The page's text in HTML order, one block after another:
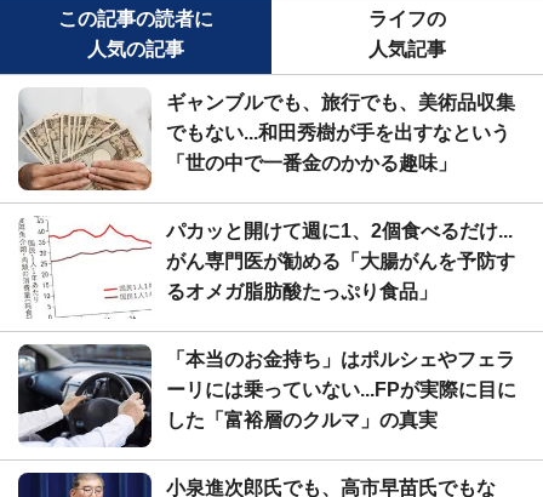
この記事の読者に
人気の記事
ライフの
人気記事
ギャンブルでも、旅行でも、美術品収集
でもない...和田秀樹が手を出すなという
「世の中で一番金のかかる趣味」
パカッと開けて週に1、2個食べるだけ...
がん専門医が勧める「大腸がんを予防す
るオメガ脂肪酸たっぷり食品」
「本当のお金持ち」はポルシェやフェラ
ーリには乗っていない...FPが実際に目に
した「富裕層のクルマ」の真実
小泉進次郎氏でも、高市早苗氏でもな